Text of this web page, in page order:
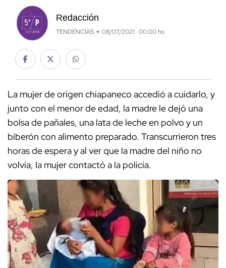
Redacción
TENDENCIAS 08/07/2021 · 00:00 hs
La mujer de origen chiapaneco accedió a cuidarlo, y
junto con el menor de edad, la madre le dejó una
bolsa de pañales, una lata de leche en polvo y un
biberón con alimento preparado. Transcurrieron tres
horas de espera y al ver que la madre del niño no
volvía, la mujer contactó a la policía.